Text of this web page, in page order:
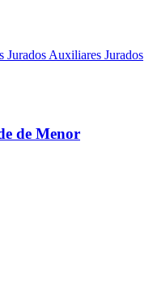
Jurados Auxiliares Jurados
de Menor